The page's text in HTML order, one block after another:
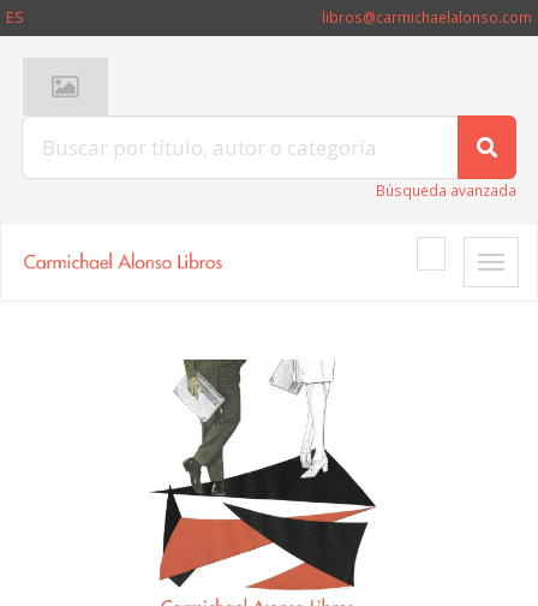
ES libros@carmichaelalonso.com
Búsqueda avanzada
Toggle